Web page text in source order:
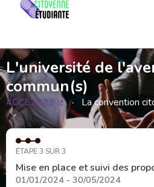
L'université de
commun(s)
#CCE2023
(Lien externe)
La convention
ÉTAPE 3 SUR 3
Mise en place et suivi des
01/01/2024 - 30/05/2024